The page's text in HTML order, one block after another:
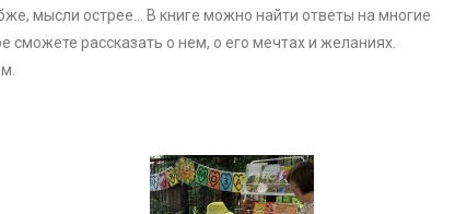
мысли острее… В книге можно найти ответы на многие
сможете рассказать о нем, о его мечтах и желаниях.